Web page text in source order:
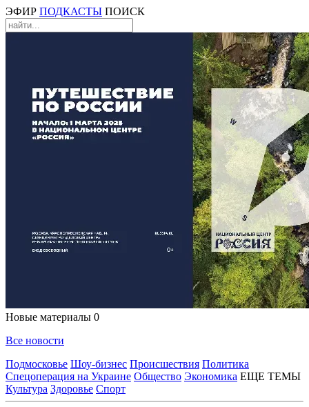
ЭФИР ПОДКАСТЫ ПОИСК
Новые материалы 0
Все новости
Подмосковье Шоу-бизнес Происшествия Политика
Спецоперация на Украине Общество Экономика ЕЩЕ ТЕМЫ
Культура Здоровье Спорт